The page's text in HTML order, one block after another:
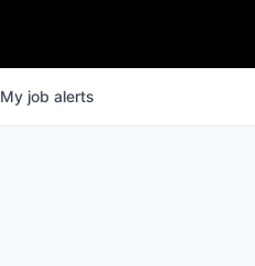
My job alerts